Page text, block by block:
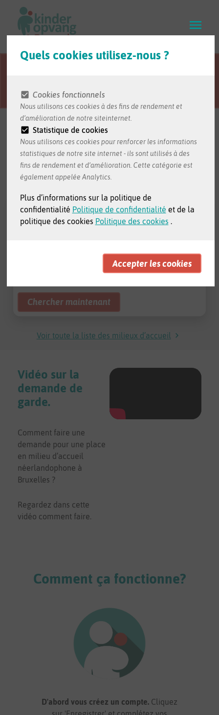
Quels cookies utilisez-nous ?
Cookies fonctionnels
Nous utilisons ces cookies à des fins de rendement et
d’amélioration de notre siteinternet.
Statistique de cookies
Nous utilisons ces cookies pour renforcer les informations
statistiques de notre site internet - ils sont utilisés à des
fins de rendement et d’amélioration. Cette catégorie est
également appelée Analytics.
Plus d’informations sur la politique de
confidentialité Politique de confidentialité et de la
politique des cookies Politique des cookies .
néerlandais.
Bienvenue au
Loket Kinderopvang
Commencez votre demande pour votre bébé ou
jeune enfant ici.
Recherchez un
milieu d’accueil
dans votre quartier
Recherchez un
milieu d’accueil le
long d'un itinéraire
Radius
Voir toute la liste des milieux d’accueil
Vidéo sur la
demande de
garde.
Comment faire une
demande pour une place
en milieu d’accueil
néerlandophone à
Bruxelles ?
Regardez dans cette
vidéo comment faire.
Comment ça fonctionne?
D'abord vous créez un compte. Cliquez